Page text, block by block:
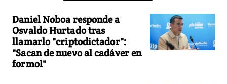
Daniel Noboa responde a
Osvaldo Hurtado tras
llamarlo "criptodictador":
"Sacan de nuevo al cadáver en
formol"